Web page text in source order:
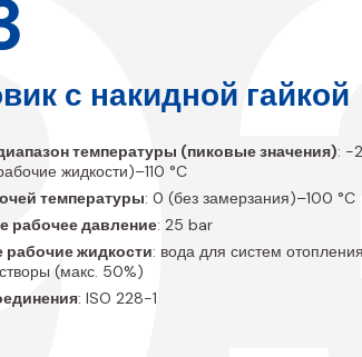
с накидной гайкой
температуры (пиковые значения): -
жидкости)–110 °C
температуры: 0 (без замерзания)–100 °C
рабочее давление: 25 bar
жидкости: вода для систем
(макс. 50%)
: ISO 228-1